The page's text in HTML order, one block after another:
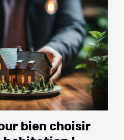
bien choisir